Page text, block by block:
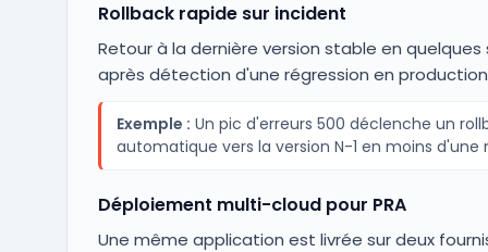
Rollback rapide sur incident
Retour à la dernière version stable en
après détection d'une régression en
Exemple : Un pic d'erreurs 500 déclenche un
automatique vers la version N-1 en moins d'une
Déploiement multi-cloud pour PRA
Une même application est livrée sur deux